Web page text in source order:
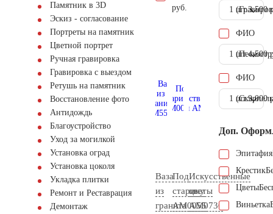
Памятник в 3D
Эскиз - согласование
Портреты на памятник
Цветной портрет
Ручная гравировка
Гравировка с выездом
Ретушь на памятник
Восстановление фото
Антидождь
Благоустройство
Уход за могилкой
Установка оград
Установка цоколя
Укладка плитки
Ремонт и Реставрация
Демонтаж
руб.
Ваза
из
гранита
Под
старину
AM0055
Искусственные
цветы
AM0736
1 шт.3.500
ФИО
1 шт.4.500
ФИО
1 шт.9.000
Доп.
Эпитафия
Крестик
Цветы
Виньетка